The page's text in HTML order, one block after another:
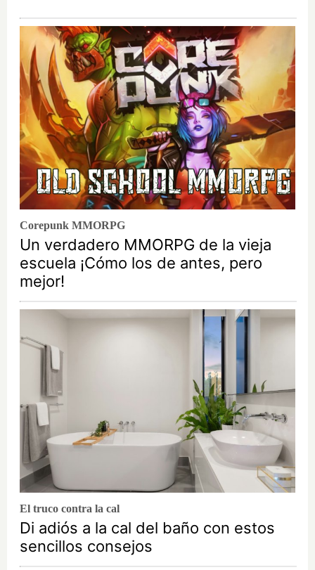
Corepunk MMORPG
Un verdadero MMORPG de la vieja
escuela ¡Cómo los de antes, pero
mejor!
El truco contra la cal
Di adiós a la cal del baño con estos
sencillos consejos